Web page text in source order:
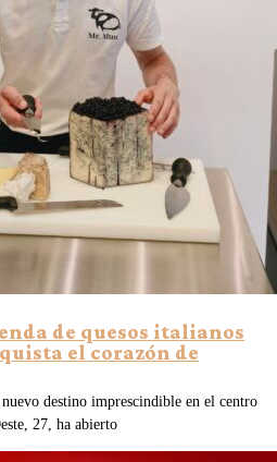
de quesos italianos
el corazón de
destino imprescindible en el centro
27, ha abierto